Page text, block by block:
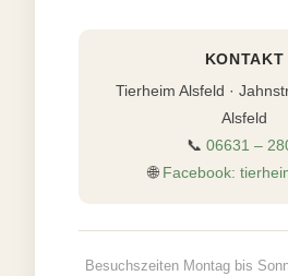
KONTAKT
Tierheim Alsfeld ·
Alsfeld
📞 06631 –
🌐 Facebook:
Besuchszeiten Montag bis